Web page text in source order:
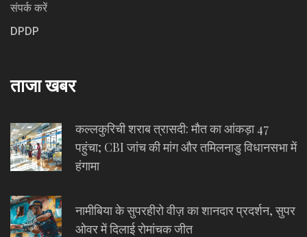
संपर्क करें
DPDP
ताजा खबर
कल्लकुरिची शराब त्रासदी: मौत का आंकड़ा 47
पहुंचा; CBI जांच की मांग और तमिलनाडु विधानसभा में
हंगामा
नामीबिया के सुपरहीरो वीज़ का शानदार प्रदर्शन, सुपर
ओवर में दिलाई रोमांचक जीत